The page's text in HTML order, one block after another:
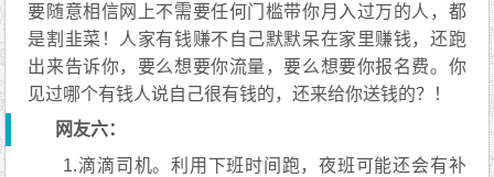
要随意相信网上不需要任何门槛带你月入过万的人，都
是割韭菜！人家有钱赚不自己默默呆在家里赚钱，还跑
出来告诉你，要么想要你流量，要么想要你报名费。你
见过哪个有钱人说自己很有钱的，还来给你送钱的？！
网友六：
1.滴滴司机。利用下班时间跑，夜班可能还会有补